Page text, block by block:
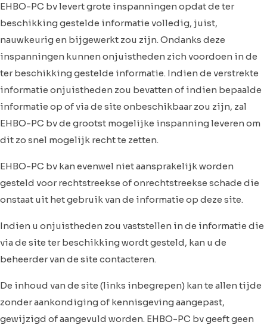
EHBO-PC bv levert grote inspanningen opdat de ter
beschikking gestelde informatie volledig, juist,
nauwkeurig en bijgewerkt zou zijn. Ondanks deze
inspanningen kunnen onjuistheden zich voordoen in de
ter beschikking gestelde informatie. Indien de verstrekte
informatie onjuistheden zou bevatten of indien bepaalde
informatie op of via de site onbeschikbaar zou zijn, zal
EHBO-PC bv de grootst mogelijke inspanning leveren om
dit zo snel mogelijk recht te zetten.
EHBO-PC bv kan evenwel niet aansprakelijk worden
gesteld voor rechtstreekse of onrechtstreekse schade die
onstaat uit het gebruik van de informatie op deze site.
Indien u onjuistheden zou vaststellen in de informatie die
via de site ter beschikking wordt gesteld, kan u de
beheerder van de site contacteren.
De inhoud van de site (links inbegrepen) kan te allen tijde
zonder aankondiging of kennisgeving aangepast,
gewijzigd of aangevuld worden. EHBO-PC bv geeft geen